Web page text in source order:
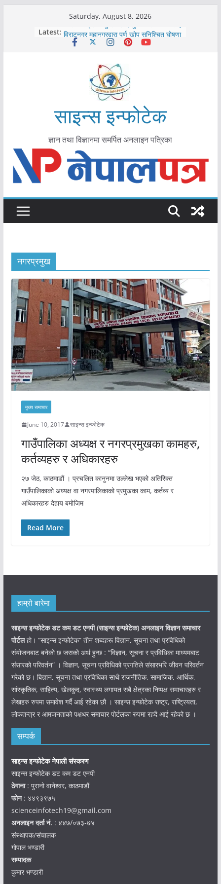
Saturday, August 8, 2026
Latest:
कोरोना संक्रमण पुष्टिपछि दार्चुलाका सीमामा कडाइ
विराटनगर महानगरद्वारा पूर्ण खोप सुनिश्चित घोषणा
तयारी
आयुर्वेद चिकित्सा प्रणालीको भूमिका महत्वपूर्ण छ :
मुख्यमन्त्री शाह
काभ्रेपलाञ्चोकमा आयुर्वेद स्वास्थ्योपचारतर्फ
साइन्स इन्फोटेक
ज्ञान तथा विज्ञानमा समर्पित अनलाइन पत्रिका
नगरप्रमुख
मुख्य समाचार
June 10, 2017 साइन्स इन्फोटेक
गाउँपालिका अध्यक्ष र नगरप्रमुखका कामहरु,
कर्तव्यहरु र अधिकारहरु
२७ जेठ, काठमाडौं । प्रचलित कानुनमा उल्लेख भएको अतिरिक्त
गाउँपालिकाको अध्यक्ष वा नगरपालिकाको प्रमुखका काम, कर्तव्य र
अधिकारहरु देहाय बमोजिम
Read More
हाम्रो बारेमा
साइन्स इन्फोटेक डट कम डट एनपी (साइन्सइन्फोटेक) अनलाइन विज्ञान समाचार
पोर्टलहो। “साइन्स इन्फोटेक” तीन शब्दहरू विज्ञान, सूचना तथा प्रविधिको
संयोजनबाट बनेको छ जसको अर्थ हुन्छ : “विज्ञान, सूचना र प्रविधिका माध्यमबाट
संसारको परिवर्तन” । विज्ञान, सूचना प्रविधिको प्रगतिले संसारभरि जीवन परिवर्तन
गरेको छ। बिज्ञान, सूचना तथा प्रविधिका साथै राजनीतिक, सामाजिक, आर्थिक,
सांस्कृतिक, साहित्य, खेलकुद, स्वास्थ्य लगायत सबै क्षेत्रका निष्पक्ष समाचारहरु र
लेखहरु रुपमा समावेश गर्दै आई रहेका छौ । साइन्स इन्फोटेक राष्ट्र, राष्ट्रियता,
लोकतन्त्र र आमजनताको पक्षधर समाचार पोर्टलका रुपमा रहदै आई रहेको छ ।
सम्पर्क
साइन्स इन्फोटेक नेपाली संस्करण
साइन्स इन्फोटेक डट कम डट एनपी
ठेगाना: पुरानो वानेश्वर, काठमाडौं
फोन: ४४९३९७५
scienceinfotech19@gmail.com
अनलाइन दर्ता नं. : ४४७/०७३-७४
संस्थापक/संचालक
गोपाल भण्डारी
सम्पादक
कुमार भण्डारी